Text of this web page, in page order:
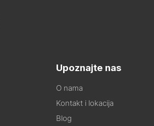
Upoznajte nas
O nama
Kontakt i lokacija
Blog